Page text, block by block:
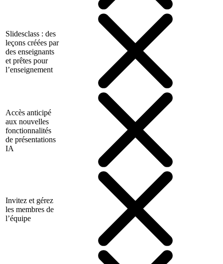
Slidesclass : des
leçons créées par
des enseignants
et prêtes pour
l’enseignement
Accès anticipé
aux nouvelles
fonctionnalités
de présentations
IA
Invitez et gérez
les membres de
l’équipe